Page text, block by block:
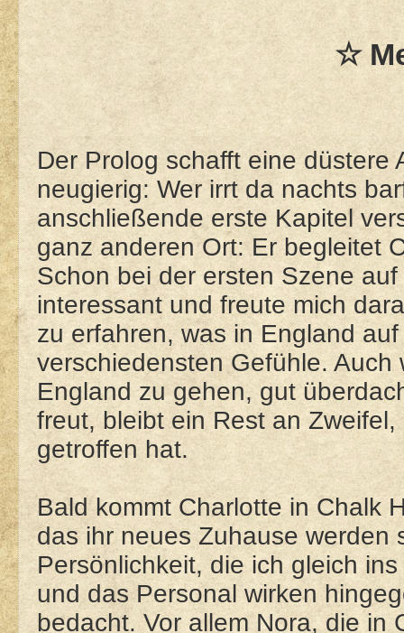
☆
Der Prolog schafft eine düstere
neugierig: Wer irrt da nachts
anschließende erste Kapitel
ganz anderen Ort: Er begleitet
Schon bei der ersten Szene
interessant und freute mich
zu erfahren, was in England
verschiedensten Gefühle.
England zu gehen, gut
freut, bleibt ein Rest an
getroffen hat.
Bald kommt Charlotte in Chalk
das ihr neues Zuhause werden
Persönlichkeit, die ich gleich
und das Personal wirken
bedacht. Vor allem Nora, die in